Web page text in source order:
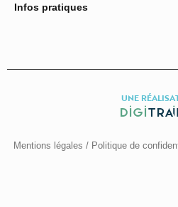
Infos pratiques
UNE
Mentions légales /Politique de